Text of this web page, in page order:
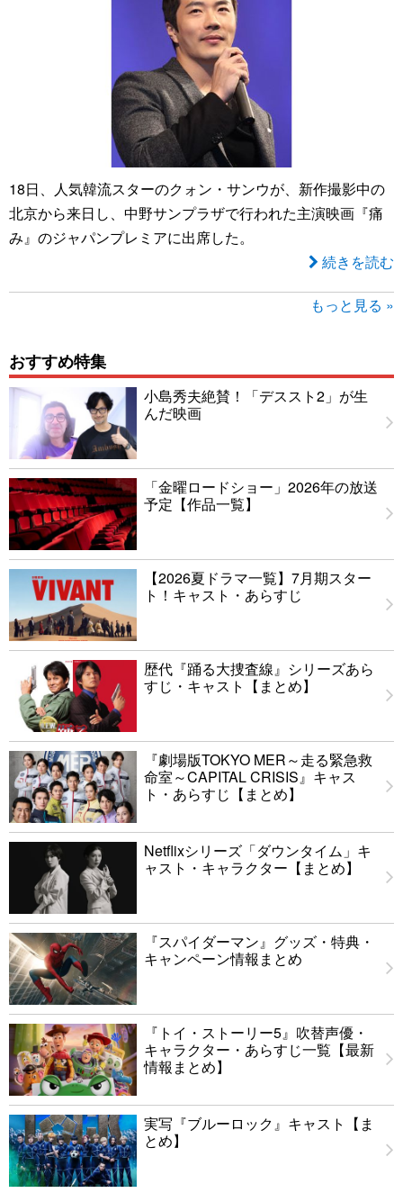
18日、人気韓流スターのクォン・サンウが、新作撮影中の
北京から来日し、中野サンプラザで行われた主演映画『痛
み』のジャパンプレミアに出席した。
続きを読む
もっと見る »
おすすめ特集
小島秀夫絶賛！「デススト2」が生
んだ映画
「金曜ロードショー」2026年の放送
予定【作品一覧】
【2026夏ドラマ一覧】7月期スター
ト！キャスト・あらすじ
歴代『踊る大捜査線』シリーズあら
すじ・キャスト【まとめ】
『劇場版TOKYO MER～走る緊急救
命室～CAPITAL CRISIS』キャス
ト・あらすじ【まとめ】
Netflixシリーズ「ダウンタイム」キ
ャスト・キャラクター【まとめ】
『スパイダーマン』グッズ・特典・
キャンペーン情報まとめ
『トイ・ストーリー5』吹替声優・
キャラクター・あらすじ一覧【最新
情報まとめ】
実写『ブルーロック』キャスト【ま
とめ】